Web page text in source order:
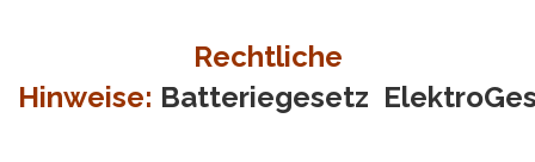
Rechtliche
Hinweise: Batteriegesetz